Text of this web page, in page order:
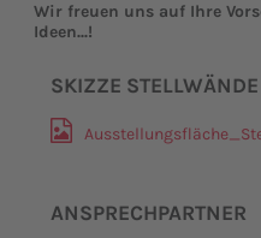
Wir freuen uns auf Ihre
Ideen...!
SKIZZE STELLWÄNDE
ANSPRECHPARTNER